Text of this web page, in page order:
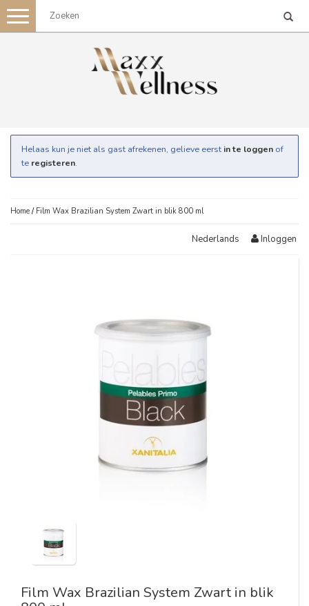
Toggle
navigation
Helaas kun je niet als gast afrekenen, gelieve eerst in te loggen of
te registeren.
Home / Film Wax Brazilian System Zwart in blik 800 ml
Nederlands Inloggen
Film Wax Brazilian System Zwart in blik